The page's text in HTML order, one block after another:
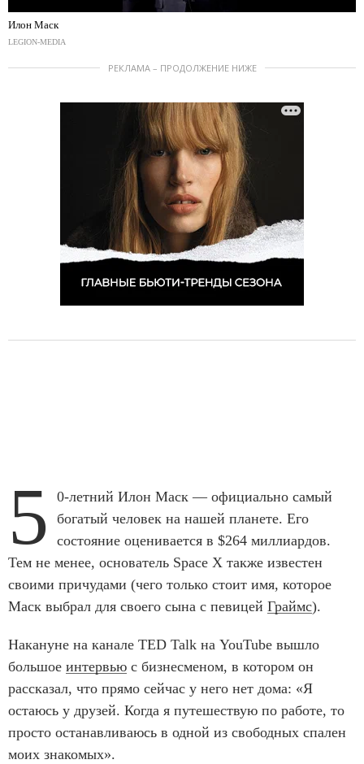
Илон Маск
LEGION-MEDIA
РЕКЛАМА – ПРОДОЛЖЕНИЕ НИЖЕ
5
0-летний Илон Маск — официально самый
богатый человек на нашей планете. Его
состояние оценивается в $264 миллиардов.
Тем не менее, основатель Space X также известен
своими причудами (чего только стоит имя, которое
Маск выбрал для своего сына с певицей Граймс).
Накануне на канале TED Talk на YouTube вышло
большое интервью с бизнесменом, в котором он
рассказал, что прямо сейчас у него нет дома: «Я
остаюсь у друзей. Когда я путешествую по работе, то
просто останавливаюсь в одной из свободных спален
моих знакомых».